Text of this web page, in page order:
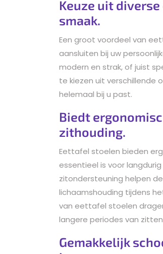
Keuze uit
smaak.
Een groot voordeel van
aansluiten bij uw
modern en strak, of juist
te kiezen uit verschillende
helemaal bij u past.
Biedt
zithouding.
Eettafel stoelen bieden
essentieel is voor
zitondersteuning helpen
lichaamshouding tijdens
van eettafel stoelen
langere periodes van
Gemakkelijk